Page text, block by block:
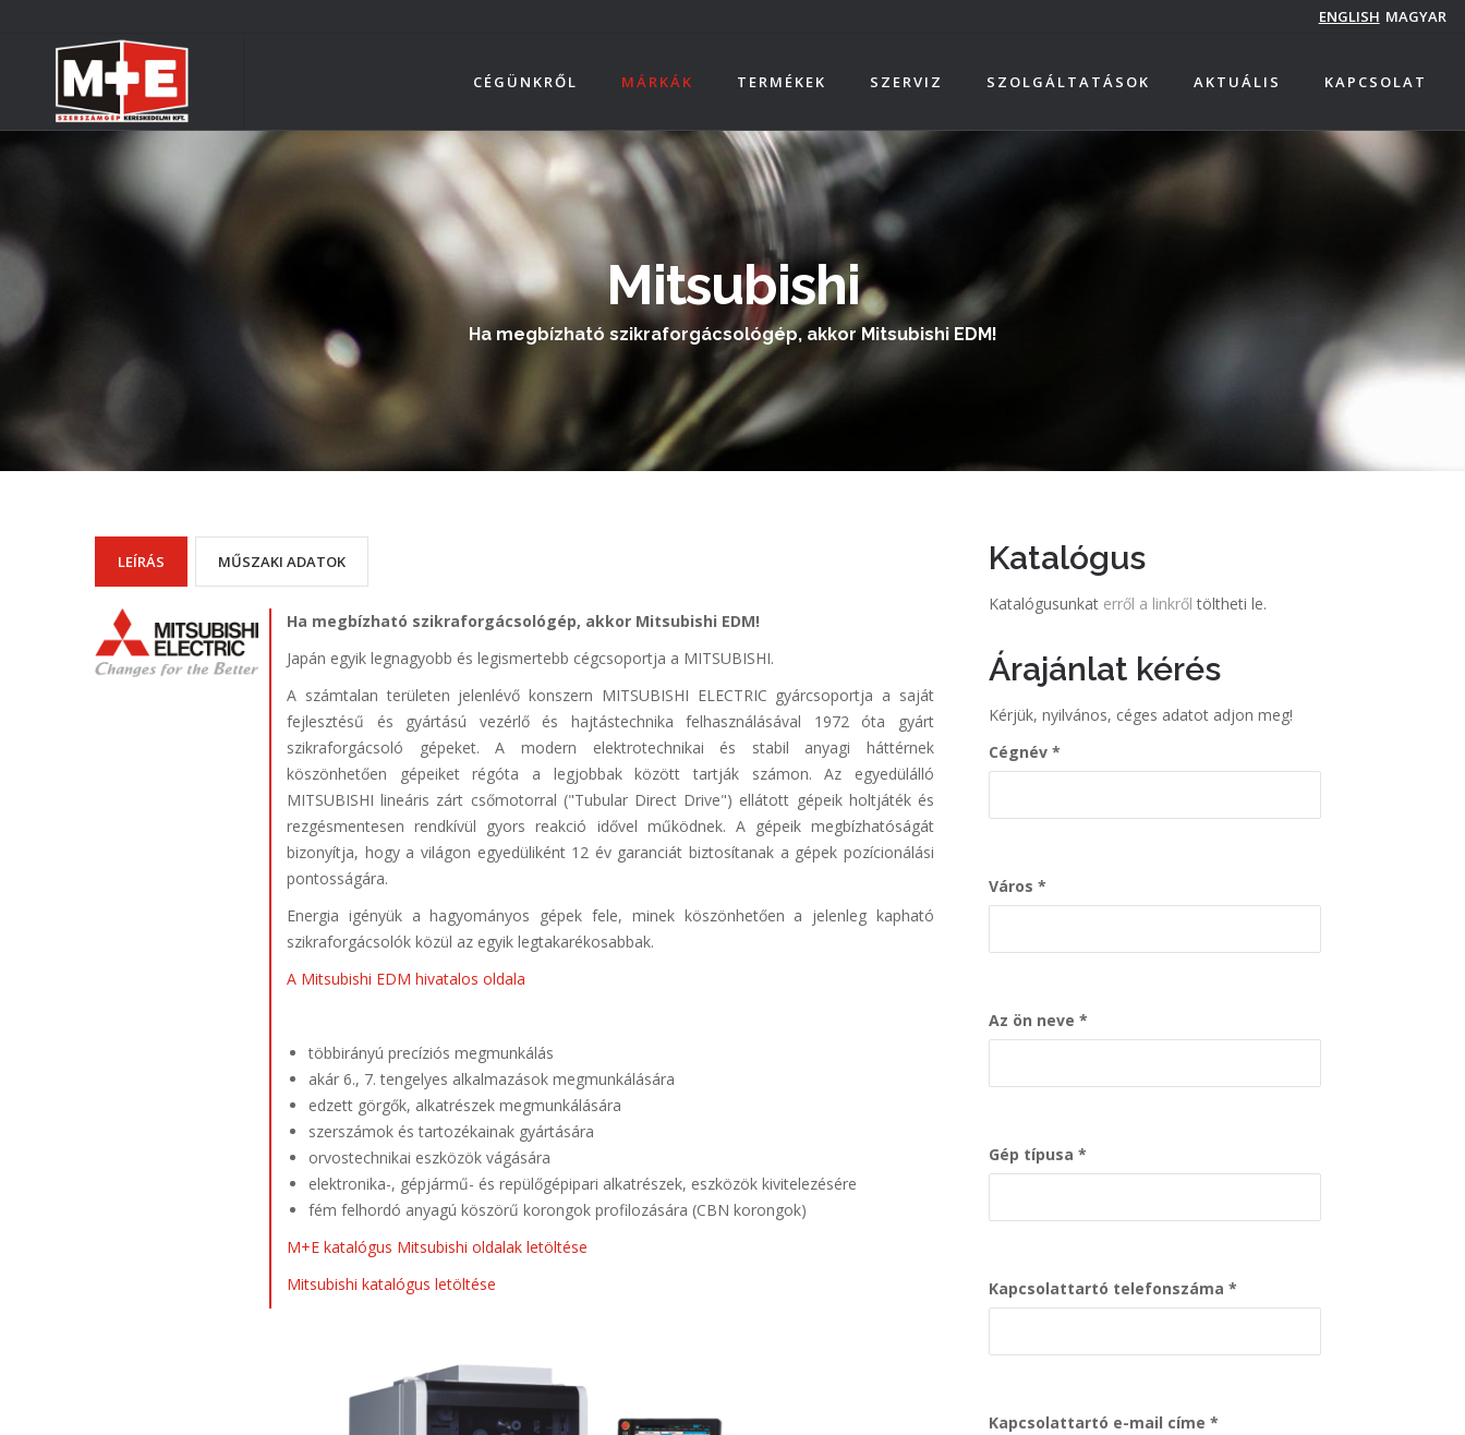
tartalomra
ENGLISH MAGYAR
CÉGÜNKRŐL MÁRKÁK TERMÉKEK SZERVIZ SZOLGÁLTATÁSOK AKTUÁLIS KAPCSOLAT
Mitsubishi
Ha megbízható szikraforgácsológép, akkor Mitsubishi EDM!
LEÍRÁS MŰSZAKI ADATOK
Ha megbízható szikraforgácsológép, akkor Mitsubishi EDM!
Japán egyik legnagyobb és legismertebb cégcsoportja a MITSUBISHI.
A számtalan területen jelenlévő konszern MITSUBISHI ELECTRIC gyárcsoportja a saját
fejlesztésű és gyártású vezérlő és hajtástechnika felhasználásával 1972 óta gyárt
szikraforgácsoló gépeket. A modern elektrotechnikai és stabil anyagi háttérnek
köszönhetően gépeiket régóta a legjobbak között tartják számon. Az egyedülálló
MITSUBISHI lineáris zárt csőmotorral ("Tubular Direct Drive") ellátott gépeik holtjáték és
rezgésmentesen rendkívül gyors reakció idővel működnek. A gépeik megbízhatóságát
bizonyítja, hogy a világon egyedüliként 12 év garanciát biztosítanak a gépek pozícionálási
pontosságára.
Energia igényük a hagyományos gépek fele, minek köszönhetően a jelenleg kapható
szikraforgácsolók közül az egyik legtakarékosabbak.
A Mitsubishi EDM hivatalos oldala
többirányú precíziós megmunkálás
akár 6., 7. tengelyes alkalmazások megmunkálására
edzett görgők, alkatrészek megmunkálására
szerszámok és tartozékainak gyártására
orvostechnikai eszközök vágására
elektronika-, gépjármű- és repülőgépipari alkatrészek, eszközök kivitelezésére
fém felhordó anyagú köszörű korongok profilozására (CBN korongok)
M+E katalógus Mitsubishi oldalak letöltése
Mitsubishi katalógus letöltése
Katalógus
Katalógusunkat erről a linkről töltheti le.
Árajánlat kérés
Kérjük, nyilvános, céges adatot adjon meg!
Cégnév
Város
Az ön neve
Gép típusa
Kapcsolattartó telefonszáma
Kapcsolattartó e-mail címe